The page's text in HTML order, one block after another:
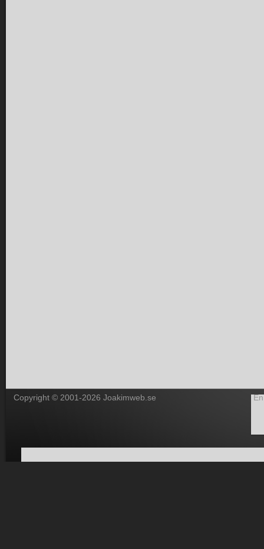
Copyright © 2001-2026 Joakimweb.se